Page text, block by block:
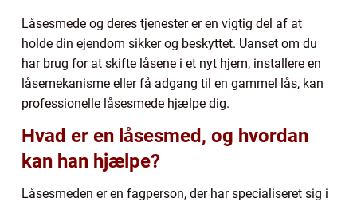
Låsesmede og deres tjenester er en vigtig del af at
holde din ejendom sikker og beskyttet. Uanset om du
har brug for at skifte låsene i et nyt hjem, installere en
låsemekanisme eller få adgang til en gammel lås, kan
professionelle låsesmede hjælpe dig.
Hvad er en låsesmed, og hvordan
kan han hjælpe?
Låsesmeden er en fagperson, der har specialiseret sig i